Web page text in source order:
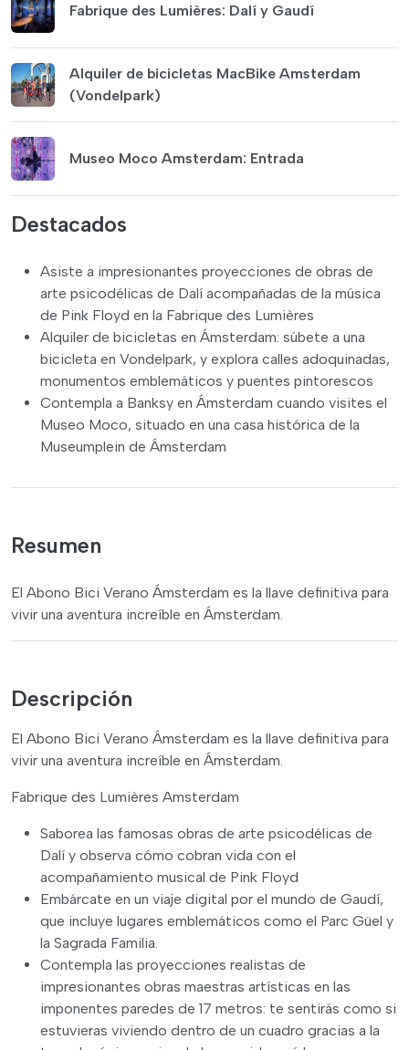
Fabrique des Lumières: Dalí y Gaudí
Alquiler de bicicletas MacBike Amsterdam
(Vondelpark)
Museo Moco Amsterdam: Entrada
Destacados
Asiste a impresionantes proyecciones de obras de
arte psicodélicas de Dalí acompañadas de la música
de Pink Floyd en la Fabrique des Lumières
Alquiler de bicicletas en Ámsterdam: súbete a una
bicicleta en Vondelpark, y explora calles adoquinadas,
monumentos emblemáticos y puentes pintorescos
Contempla a Banksy en Ámsterdam cuando visites el
Museo Moco, situado en una casa histórica de la
Museumplein de Ámsterdam
Resumen
El Abono Bici Verano Ámsterdam es la llave definitiva para
vivir una aventura increíble en Ámsterdam.
Descripción
El Abono Bici Verano Ámsterdam es la llave definitiva para
vivir una aventura increíble en Ámsterdam.
Fabrique des Lumières Amsterdam
Saborea las famosas obras de arte psicodélicas de
Dalí y observa cómo cobran vida con el
acompañamiento musical de Pink Floyd
Embárcate en un viaje digital por el mundo de Gaudí,
que incluye lugares emblemáticos como el Parc Güel y
la Sagrada Familia.
Contempla las proyecciones realistas de
impresionantes obras maestras artísticas en las
imponentes paredes de 17 metros: te sentirás como si
estuvieras viviendo dentro de un cuadro gracias a la